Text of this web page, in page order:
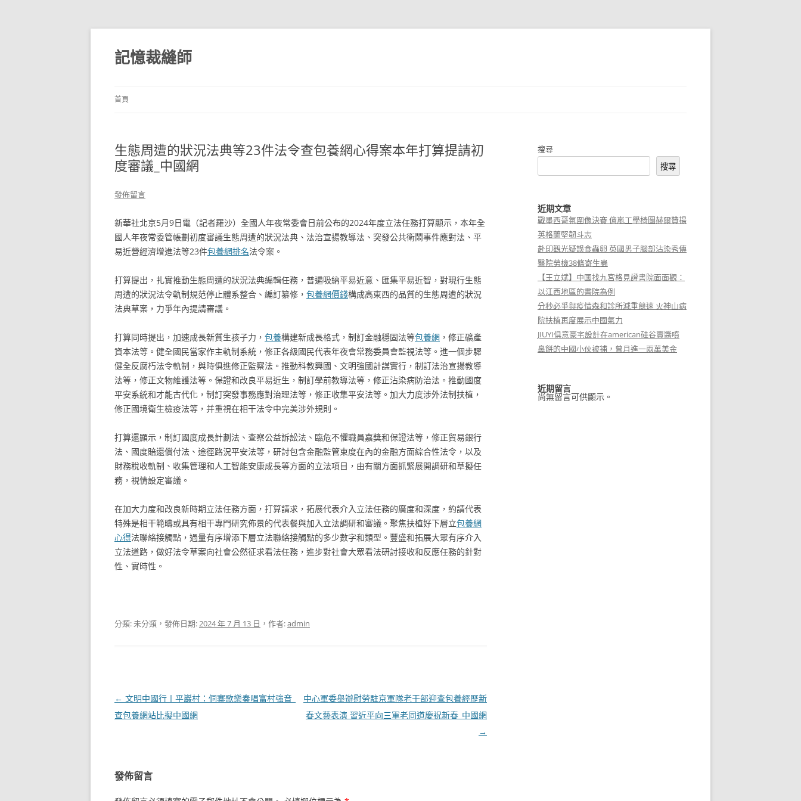
跳
主
要
內
記憶裁縫師
首頁
生態周遭的狀況法典等23件法令查包養網心得案本年打算提請初
度審議_中國網
發佈留言
新華社北京5月9日電（記者羅沙）全國人年夜常委會日前公布的2024年度立法任務打算顯示，本年全
國人年夜常委管帳劃初度審議生態周遭的狀況法典、法治宣揚教導法、突發公共衛鬧事件應對法、平
易近營經濟增進法等23件包養網排名法令案。
打算提出，扎實推動生態周遭的狀況法典編輯任務，普遍吸納平易近意、匯集平易近智，對現行生態
周遭的狀況法令軌制規范停止體系整合、編訂纂修， 包養網價錢構成高東西的品質的生態周遭的狀況
法典草案，力爭年內提請審議。
打算同時提出，加速成長新質生孩子力， 包養構建新成長格式，制訂金融穩固法等包養網 ，修正礦產
資本法等。健全國民當家作主軌制系統，修正各級國民代表年夜會常務委員會監視法等。進一個步驟
健全反腐朽法令軌制，與時俱進修正監察法。推動科教興國、文明強國計謀實行，制訂法治宣揚教導
法等，修正文物維護法等。保證和改良平易近生，制訂學前教導法等，修正沾染病防治法。推動國度
平安系統和才能古代化，制訂突發事務應對治理法等，修正收集平安法等。加大力度涉外法制扶植，
修正國境衛生檢疫法等，并重視在相干法令中完美涉外規則。
打算還顯示，制訂國度成長計劃法、查察公益訴訟法、臨危不懼職員嘉獎和保證法等，修正貿易銀行
法、國度賠還償付法、途徑路況平安法等，研討包含金融監管束度在內的金融方面綜合性法令，以及
財務稅收軌制、收集管理和人工智能安康成長等方面的立法項目，由有關方面抓緊展開調研和草擬任
務，視情設定審議。
在加大力度和改良新時期立法任務方面，打算請求，拓展代表介入立法任務的廣度和深度，約請代表
特殊是相干範疇或具有相干專門研究佈景的代表餐與加入立法調研和審議。聚焦扶植好下層立包養網
心得法聯絡接觸點，過量有序增添下層立法聯絡接觸點的多少數字和類型。豐盛和拓展大眾有序介入
立法道路，做好法令草案向社會公然征求看法任務，進步對社會大眾看法研討接收和反應任務的針對
性、實時性。
分類: 未分類，發佈日期:2024 年 7 月 13 日 ，作者:admin
文
章
← 文明中國行丨平巖村：侗寨歌樂奏唱富村強音_
查包養網站比擬中國網
中心軍委舉辦慰勞駐京軍隊老干部迎查包養經歷新
春文藝表演 習近平向三軍老同道慶祝新春_中國網
→
發佈留言
搜尋
搜尋
近期文章
戰墨西哥氛圍像決賽 億嵐工學椅圖赫爾贊揚
英格蘭堅韌斗志
赴印觀光疑誤食蟲卵 英國男子腦部沾染秀傳
醫院勞檢38條寄生蟲
【王立斌】中國找九宮格見證書院面面觀：
以江西地區的書院為例
分秒必爭與疫情森和診所減重競速 火神山病
院扶植再度展示中國氣力
JIUYI俱意豪宅設計在american硅谷賣醬噴
鼻餅的中國小伙被捕，曾月進一兩萬美金
近期留言
尚無留言可供顯示。